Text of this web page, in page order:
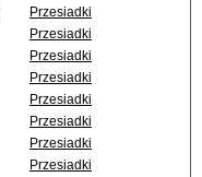
Przesiadki
Przesiadki
Przesiadki
Przesiadki
Przesiadki
Przesiadki
Przesiadki
Przesiadki